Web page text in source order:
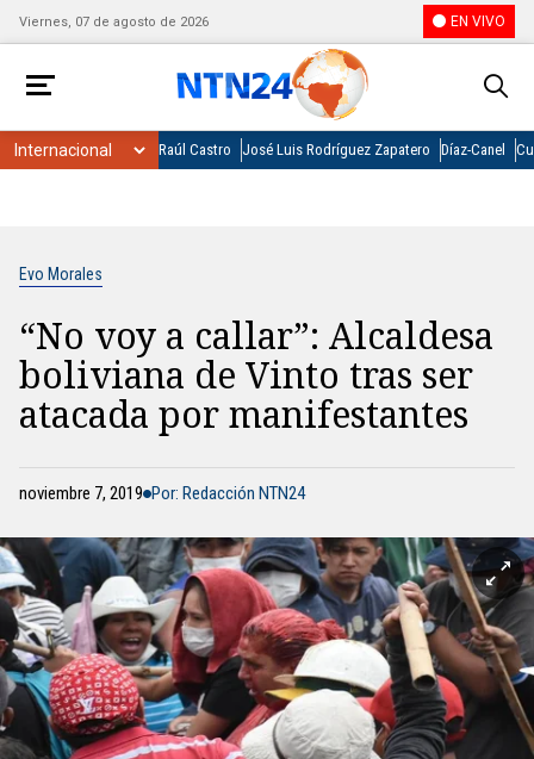
Viernes, 07 de agosto de 2026 EN VIVO
Raúl Castro José Luis Rodríguez Zapatero Díaz-Canel
Evo Morales
“No voy a callar”: Alcaldesa
boliviana de Vinto tras ser
atacada por manifestantes
noviembre 7, 2019 Por: Redacción NTN24